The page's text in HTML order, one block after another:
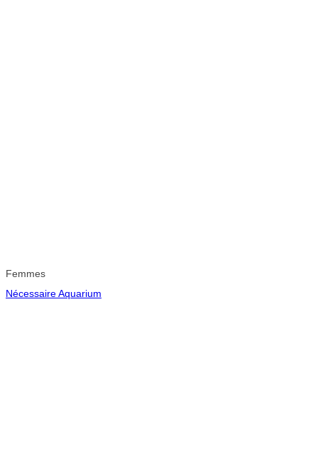
Femmes
Nécessaire Aquarium